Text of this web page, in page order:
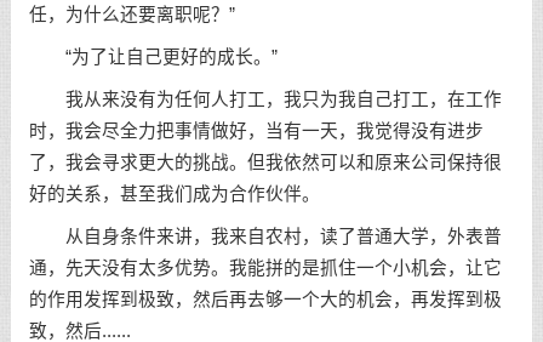
任，为什么还要离职呢？”
“为了让自己更好的成长。”
我从来没有为任何人打工，我只为我自己打工，在工作
时，我会尽全力把事情做好，当有一天，我觉得没有进步
了，我会寻求更大的挑战。但我依然可以和原来公司保持很
好的关系，甚至我们成为合作伙伴。
从自身条件来讲，我来自农村，读了普通大学，外表普
通，先天没有太多优势。我能拼的是抓住一个小机会，让它
的作用发挥到极致，然后再去够一个大的机会，再发挥到极
致，然后......